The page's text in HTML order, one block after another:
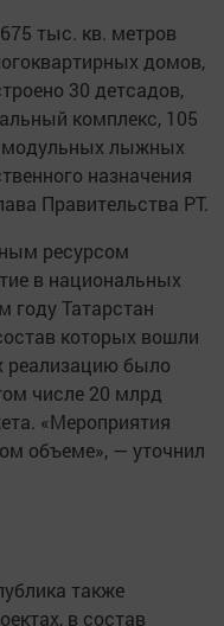
тыс. кв. метров
домов,
30 детсадов,
комплекс, 105
модульных лыжных
назначения
Правительства РТ.
ресурсом
в национальных
году Татарстан
которых вошли
реализацию было
числе 20 млрд
«Мероприятия
объеме», — уточнил
также
в состав